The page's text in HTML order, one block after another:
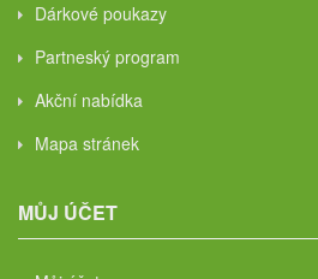
Dárkové poukazy
Partneský program
Akční nabídka
Mapa stránek
MŮJ ÚČET